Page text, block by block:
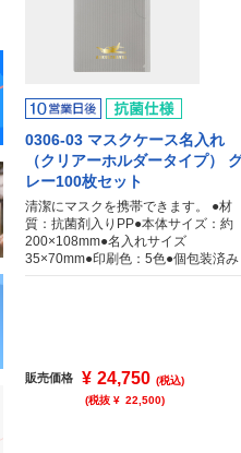
0306-03 マスクケース名入れ
（クリアーホルダータイプ）
レー100枚セット
清潔にマスクを携帯できます。 ●材
質：抗菌剤入りPP●本体サイズ：約
200×108mm●名入れサイズ
35×70mm●印刷色：5色●個包装済み
販売価格 ¥ 24,750 (税込)
(税抜 ¥ 22,500)